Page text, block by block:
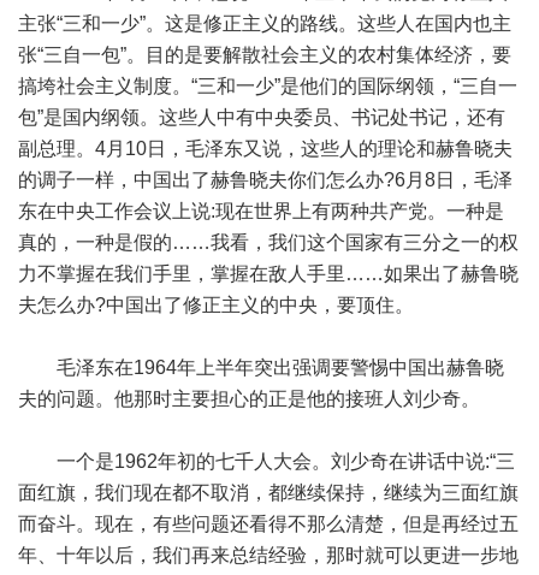
主张“三和一少”。这是修正主义的路线。这些人在国内也主
张“三自一包”。目的是要解散社会主义的农村集体经济，要
搞垮社会主义制度。“三和一少”是他们的国际纲领，“三自一
包”是国内纲领。这些人中有中央委员、书记处书记，还有
副总理。4月10日，毛泽东又说，这些人的理论和赫鲁晓夫
的调子一样，中国出了赫鲁晓夫你们怎么办?6月8日，毛泽
东在中央工作会议上说:现在世界上有两种共产党。一种是
真的，一种是假的……我看，我们这个国家有三分之一的权
力不掌握在我们手里，掌握在敌人手里……如果出了赫鲁晓
夫怎么办?中国出了修正主义的中央，要顶住。
毛泽东在1964年上半年突出强调要警惕中国出赫鲁晓
夫的问题。他那时主要担心的正是他的接班人刘少奇。
一个是1962年初的七千人大会。刘少奇在讲话中说:“三
面红旗，我们现在都不取消，都继续保持，继续为三面红旗
而奋斗。现在，有些问题还看得不那么清楚，但是再经过五
年、十年以后，我们再来总结经验，那时就可以更进一步地